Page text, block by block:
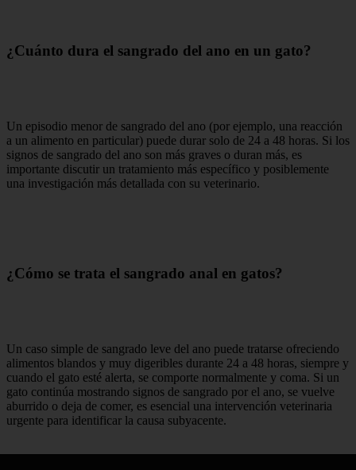
¿Cuánto dura el sangrado del ano en un gato?
Un episodio menor de sangrado del ano (por ejemplo, una reacción
a un alimento en particular) puede durar solo de 24 a 48 horas. Si los
signos de sangrado del ano son más graves o duran más, es
importante discutir un tratamiento más específico y posiblemente
una investigación más detallada con su veterinario.
¿Cómo se trata el sangrado anal en gatos?
Un caso simple de sangrado leve del ano puede tratarse ofreciendo
alimentos blandos y muy digeribles durante 24 a 48 horas, siempre y
cuando el gato esté alerta, se comporte normalmente y coma. Si un
gato continúa mostrando signos de sangrado por el ano, se vuelve
aburrido o deja de comer, es esencial una intervención veterinaria
urgente para identificar la causa subyacente.